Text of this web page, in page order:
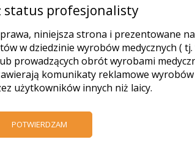
status profesjonalisty
niniejsza strona i prezentowane
w dziedzinie wyrobów medycznych (
prowadzących obrót wyrobami
komunikaty reklamowe
użytkowników innych niż laicy.
POTWIERDZAM